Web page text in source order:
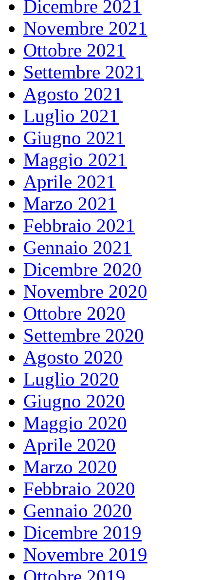
Dicembre 2021
Novembre 2021
Ottobre 2021
Settembre 2021
Agosto 2021
Luglio 2021
Giugno 2021
Maggio 2021
Aprile 2021
Marzo 2021
Febbraio 2021
Gennaio 2021
Dicembre 2020
Novembre 2020
Ottobre 2020
Settembre 2020
Agosto 2020
Luglio 2020
Giugno 2020
Maggio 2020
Aprile 2020
Marzo 2020
Febbraio 2020
Gennaio 2020
Dicembre 2019
Novembre 2019